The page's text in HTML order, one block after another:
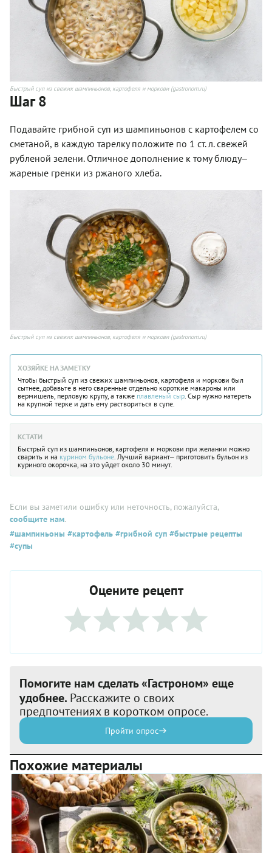
Быстрый суп из свежих шампиньонов, картофеля и моркови (gastronom.ru)
Шаг 8
Подавайте грибной суп из шампиньонов с картофелем со
сметаной, в каждую тарелку положите по 1 ст. л. свежей
рубленой зелени. Отличное дополнение к тому блюду‒
жареные гренки из ржаного хлеба.
Быстрый суп из свежих шампиньонов, картофеля и моркови (gastronom.ru)
ХОЗЯЙКЕ НА ЗАМЕТКУ
Чтобы быстрый суп из свежих шампиньонов, картофеля и моркови был
сытнее, добавьте в него сваренные отдельно короткие макароны или
вермишель, перловую крупу, а также плавленый сыр . Сыр нужно натереть
на крупной терке и дать ему раствориться в супе.
КСТАТИ
Быстрый суп из шампиньонов, картофеля и моркови при желании можно
сварить и на курином бульоне . Лучший вариант‒ приготовить бульон из
куриного окорочка, на это уйдет около 30 минут.
Если вы заметили ошибку или неточность, пожалуйста,
сообщите нам.
#шампиньоны #картофель #грибной суп #быстрые рецепты
#супы
Оцените рецепт
Помогите нам сделать «Гастроном» еще
удобнее. Расскажите о своих
предпочтениях в коротком опросе.
Пройти опрос
Похожие материалы